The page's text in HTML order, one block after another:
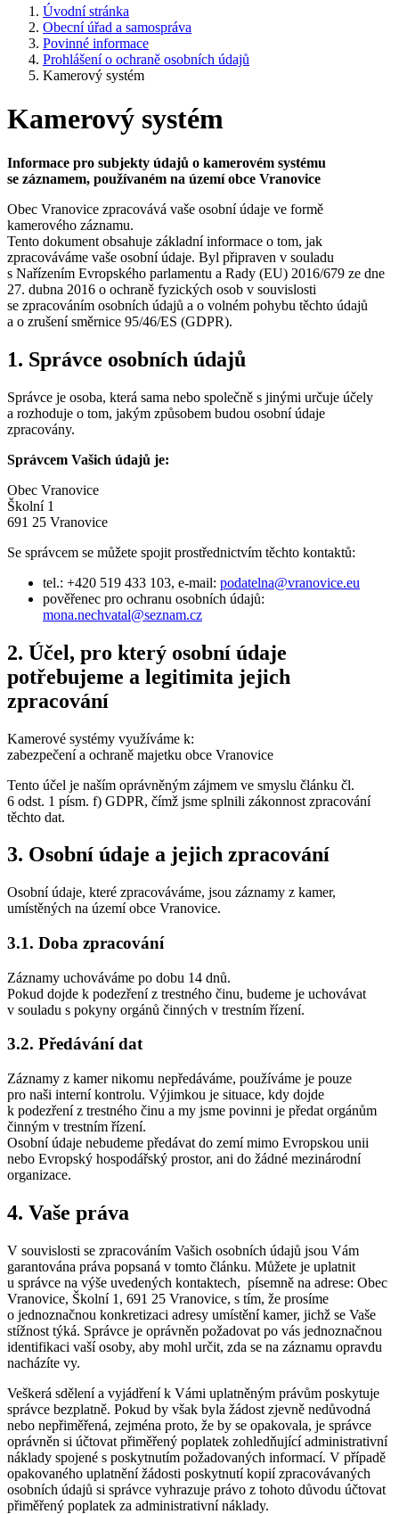
Úvodní stránka
Obecní úřad a samospráva
Povinné informace
Prohlášení o ochraně osobních údajů
Kamerový systém
Kamerový systém
Informace pro subjekty údajů o kamerovém systému
se záznamem, používaném na území obce Vranovice
Obec Vranovice zpracovává vaše osobní údaje ve formě
kamerového záznamu.
Tento dokument obsahuje základní informace o tom, jak
zpracováváme vaše osobní údaje. Byl připraven v souladu
s Nařízením Evropského parlamentu a Rady (EU) 2016/679 ze dne
27. dubna 2016 o ochraně fyzických osob v souvislosti
se zpracováním osobních údajů a o volném pohybu těchto údajů
a o zrušení směrnice 95/46/ES (GDPR).
1. Správce osobních údajů
Správce je osoba, která sama nebo společně s jinými určuje účely
a rozhoduje o tom, jakým způsobem budou osobní údaje
zpracovány.
Správcem Vašich údajů je:
Obec Vranovice
Školní 1
691 25 Vranovice
Se správcem se můžete spojit prostřednictvím těchto kontaktů:
tel.: +420 519 433 103, e-mail: podatelna@vranovice.eu
pověřenec pro ochranu osobních údajů:
mona.nechvatal@seznam.cz
2. Účel, pro který osobní údaje
potřebujeme a legitimita jejich
zpracování
Kamerové systémy využíváme k:
zabezpečení a ochraně majetku obce Vranovice
Tento účel je naším oprávněným zájmem ve smyslu článku čl.
6 odst. 1 písm. f) GDPR, čímž jsme splnili zákonnost zpracování
těchto dat.
3. Osobní údaje a jejich zpracování
Osobní údaje, které zpracováváme, jsou záznamy z kamer,
umístěných na území obce Vranovice.
3.1. Doba zpracování
Záznamy uchováváme po dobu 14 dnů.
Pokud dojde k podezření z trestného činu, budeme je uchovávat
v souladu s pokyny orgánů činných v trestním řízení.
3.2. Předávání dat
Záznamy z kamer nikomu nepředáváme, používáme je pouze
pro naši interní kontrolu. Výjimkou je situace, kdy dojde
k podezření z trestného činu a my jsme povinni je předat orgánům
činným v trestním řízení.
Osobní údaje nebudeme předávat do zemí mimo Evropskou unii
nebo Evropský hospodářský prostor, ani do žádné mezinárodní
organizace.
4. Vaše práva
V souvislosti se zpracováním Vašich osobních údajů jsou Vám
garantována práva popsaná v tomto článku. Můžete je uplatnit
u správce na výše uvedených kontaktech, písemně na adrese: Obec
Vranovice, Školní 1, 691 25 Vranovice, s tím, že prosíme
o jednoznačnou konkretizaci adresy umístění kamer, jichž se Vaše
stížnost týká. Správce je oprávněn požadovat po vás jednoznačnou
identifikaci vaší osoby, aby mohl určit, zda se na záznamu opravdu
nacházíte vy.
Veškerá sdělení a vyjádření k Vámi uplatněným právům poskytuje
správce bezplatně. Pokud by však byla žádost zjevně nedůvodná
nebo nepřiměřená, zejména proto, že by se opakovala, je správce
oprávněn si účtovat přiměřený poplatek zohledňující administrativní
náklady spojené s poskytnutím požadovaných informací. V případě
opakovaného uplatnění žádosti poskytnutí kopií zpracovávaných
osobních údajů si správce vyhrazuje právo z tohoto důvodu účtovat
přiměřený poplatek za administrativní náklady.